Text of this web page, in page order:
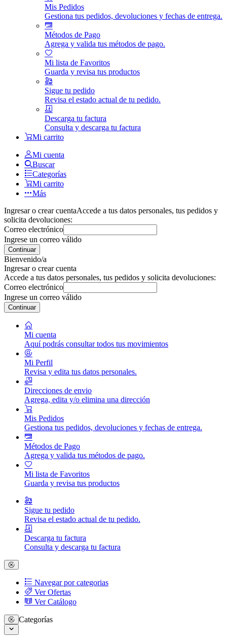
Mis Pedidos
Gestiona tus pedidos, devoluciones y fechas de entrega.
Métodos de Pago
Agrega y valida tus métodos de pago.
Mi lista de Favoritos
Guarda y revisa tus productos
Sigue tu pedido
Revisa el estado actual de tu pedido.
Descarga tu factura
Consulta y descarga tu factura
Mi carrito
Mi cuenta
Buscar
Categorías
Mi carrito
Más
Ingresar o crear cuentaAccede a tus datos personales, tus pedidos y
solicita devoluciones:
Correo electrónico
Ingrese un correo válido
Continuar
Bienvenido/a
Ingresar o crear cuenta
Accede a tus datos personales, tus pedidos y solicita devoluciones:
Correo electrónico
Ingrese un correo válido
Continuar
Mi cuenta
Aquí podrás consultar todos tus movimientos
Mi Perfil
Revisa y edita tus datos personales.
Direcciones de envio
Agrega, edita y/o elimina una dirección
Mis Pedidos
Gestiona tus pedidos, devoluciones y fechas de entrega.
Métodos de Pago
Agrega y valida tus métodos de pago.
Mi lista de Favoritos
Guarda y revisa tus productos
Sigue tu pedido
Revisa el estado actual de tu pedido.
Descarga tu factura
Consulta y descarga tu factura
Navegar por categorias
Ver Ofertas
Ver Catálogo
Categorías